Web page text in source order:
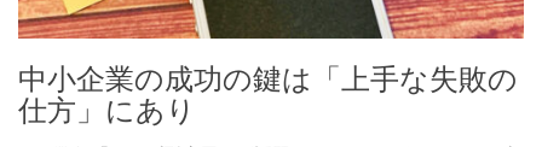
中小企業の成功の鍵は「上手な失敗の
仕方」にあり